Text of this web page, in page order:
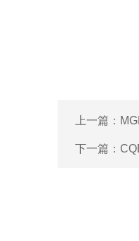
上一篇：
下一篇：